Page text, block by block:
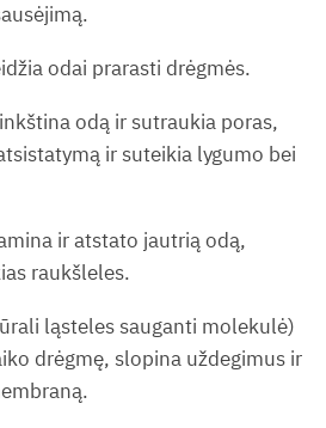
odai prarasti drėgmės.
odą ir sutraukia poras,
ir suteikia lygumo bei
ir atstato jautrią odą,
raukšleles.
ląsteles sauganti molekulė)
drėgmę, slopina uždegimus ir